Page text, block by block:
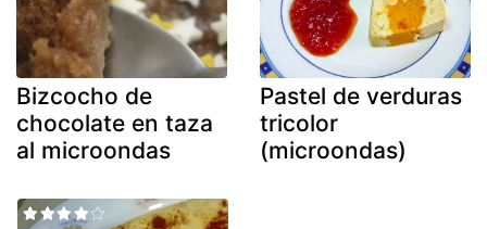
Bizcocho de
chocolate en taza
al microondas
Pastel de verduras
tricolor
(microondas)